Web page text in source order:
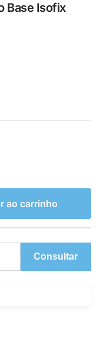
Base Isofix
ao carrinho
Consultar